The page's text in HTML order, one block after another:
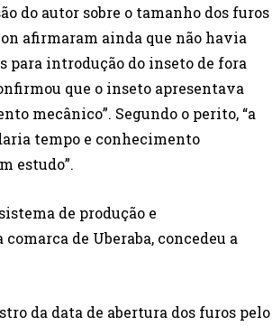
do autor sobre o tamanho dos furos
afirmaram ainda que não havia
para introdução do inseto de fora
que o inseto apresentava
mecânico”. Segundo o perito, “a
tempo e conhecimento
estudo”.
de produção e
de Uberaba, concedeu a
da data de abertura dos furos pelo